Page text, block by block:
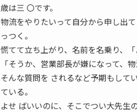
歳は三 〇です。
物流をやりたいって自分から申し出
っつく。
慌てて立ち上がり、名前を名乗り、
「そうか、営業部長が嫌になって、
そんな質問を されるなど予期もして
ている。
よせ ばいいのに、そこでつい大先生